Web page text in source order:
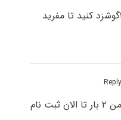
این مطالب را درتماس با ۴۷۴۳گوشزد کنید تا مفرید
مگه دوباره باید ثبت نام کنیم؟من ۲ بار تا الان ثبت نام